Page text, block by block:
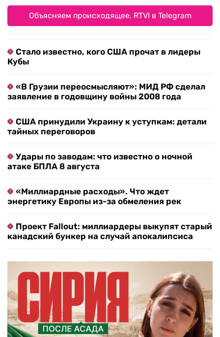
Объясняем происходящее. RTVI в Telegram
Стало известно, кого США прочат в лидеры
Кубы
«В Грузии переосмысляют»: МИД РФ сделал
заявление в годовщину войны 2008 года
США принудили Украину к уступкам: детали
тайных переговоров
Удары по заводам: что известно о ночной
атаке БПЛА 8 августа
«Миллиардные расходы». Что ждет
энергетику Европы из-за обмеления рек
Проект Fallout: миллиардеры выкупят старый
канадский бункер на случай апокалипсиса